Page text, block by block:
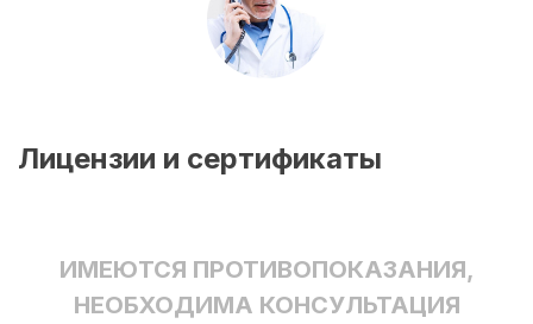
Лицензии и сертификаты
ИМЕЮТСЯ ПРОТИВОПОКАЗАНИЯ,
НЕОБХОДИМА КОНСУЛЬТАЦИЯ